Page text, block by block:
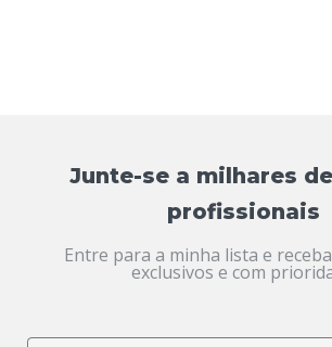
Junte-se a milhares
profissionais
Entre para a minha lista e
exclusivos e com